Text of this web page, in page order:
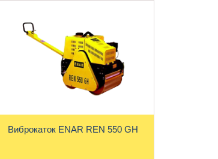
Виброкаток ENAR REN 550 GH